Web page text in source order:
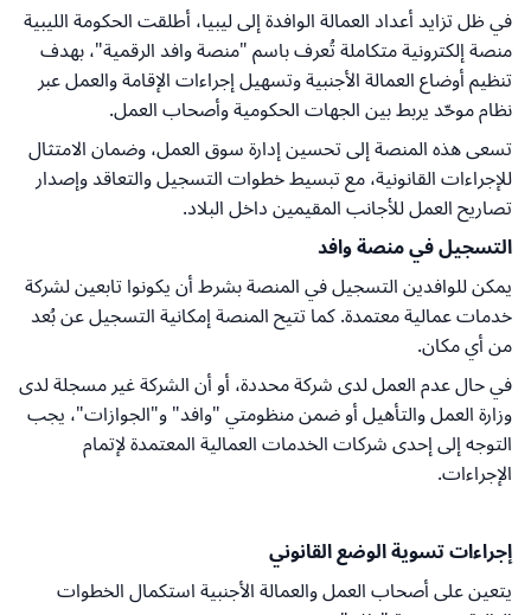
في ظل تزايد أعداد العمالة الوافدة إلى ليبيا، أطلقت الحكومة الليبية
منصة إلكترونية متكاملة تُعرف باسم "منصة وافد الرقمية"، بهدف
تنظيم أوضاع العمالة الأجنبية وتسهيل إجراءات الإقامة والعمل عبر
نظام موحّد يربط بين الجهات الحكومية وأصحاب العمل.
تسعى هذه المنصة إلى تحسين إدارة سوق العمل، وضمان الامتثال
للإجراءات القانونية، مع تبسيط خطوات التسجيل والتعاقد وإصدار
تصاريح العمل للأجانب المقيمين داخل البلاد.
التسجيل في منصة وافد
يمكن للوافدين التسجيل في المنصة بشرط أن يكونوا تابعين لشركة
خدمات عمالية معتمدة. كما تتيح المنصة إمكانية التسجيل عن بُعد
من أي مكان.
في حال عدم العمل لدى شركة محددة، أو أن الشركة غير مسجلة لدى
وزارة العمل والتأهيل أو ضمن منظومتي "وافد" و"الجوازات"، يجب
التوجه إلى إحدى شركات الخدمات العمالية المعتمدة لإتمام
الإجراءات.
إجراءات تسوية الوضع القانوني
يتعين على أصحاب العمل والعمالة الأجنبية استكمال الخطوات